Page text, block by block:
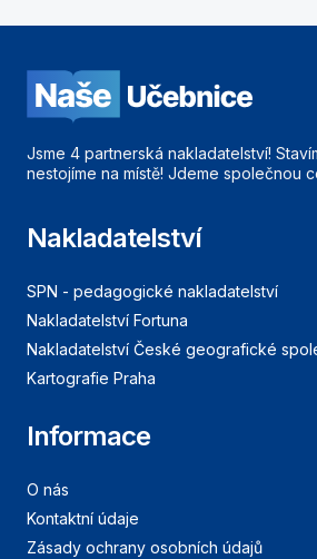
Jsme 4 partnerská nakladatelství!
nestojíme na místě! Jdeme společnou
Nakladatelství
SPN - pedagogické nakladatelství
Nakladatelství Fortuna
Nakladatelství České geografické
Kartografie Praha
Informace
O nás
Kontaktní údaje
Zásady ochrany osobních údajů